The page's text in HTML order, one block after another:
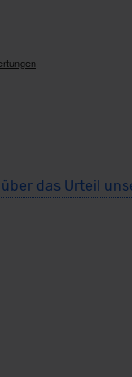
das Urteil